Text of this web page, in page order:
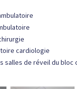
cardiologie
salles de réveil du bloc